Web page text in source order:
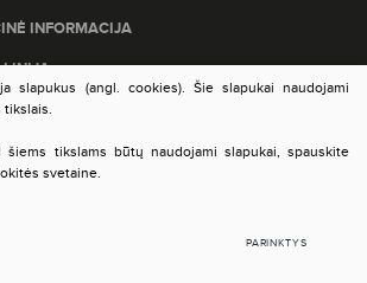
INFORMACIJA
LINIJA
plėtros agentūra. Visos teisės
Sprendimas:
slapukus (angl. cookies). Šie slapukai naudojami
tikslais.
tikslams būtų naudojami slapukai, spauskite
svetaine.
PARINKTYS